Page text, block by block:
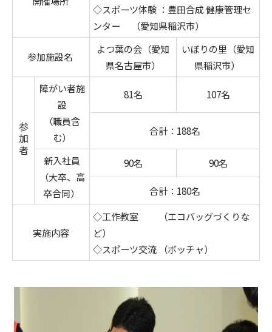
◇スポーツ体験 ：豊田合成 健康管理セ
ンター （愛知県稲沢市）
参加施設名
よつ葉の会（愛知
県名古屋市）
いぼりの里（愛知
県稲沢市）
参 加 者
障がい者施
設
（職員含
む）
81名 107名
合計：188名
新入社員
（大卒、高
卒合同）
90名 90名
合計：180名
実施内容
◇工作教室 （エコバッグづくりな
ど）
◇スポーツ交流 （ボッチャ）